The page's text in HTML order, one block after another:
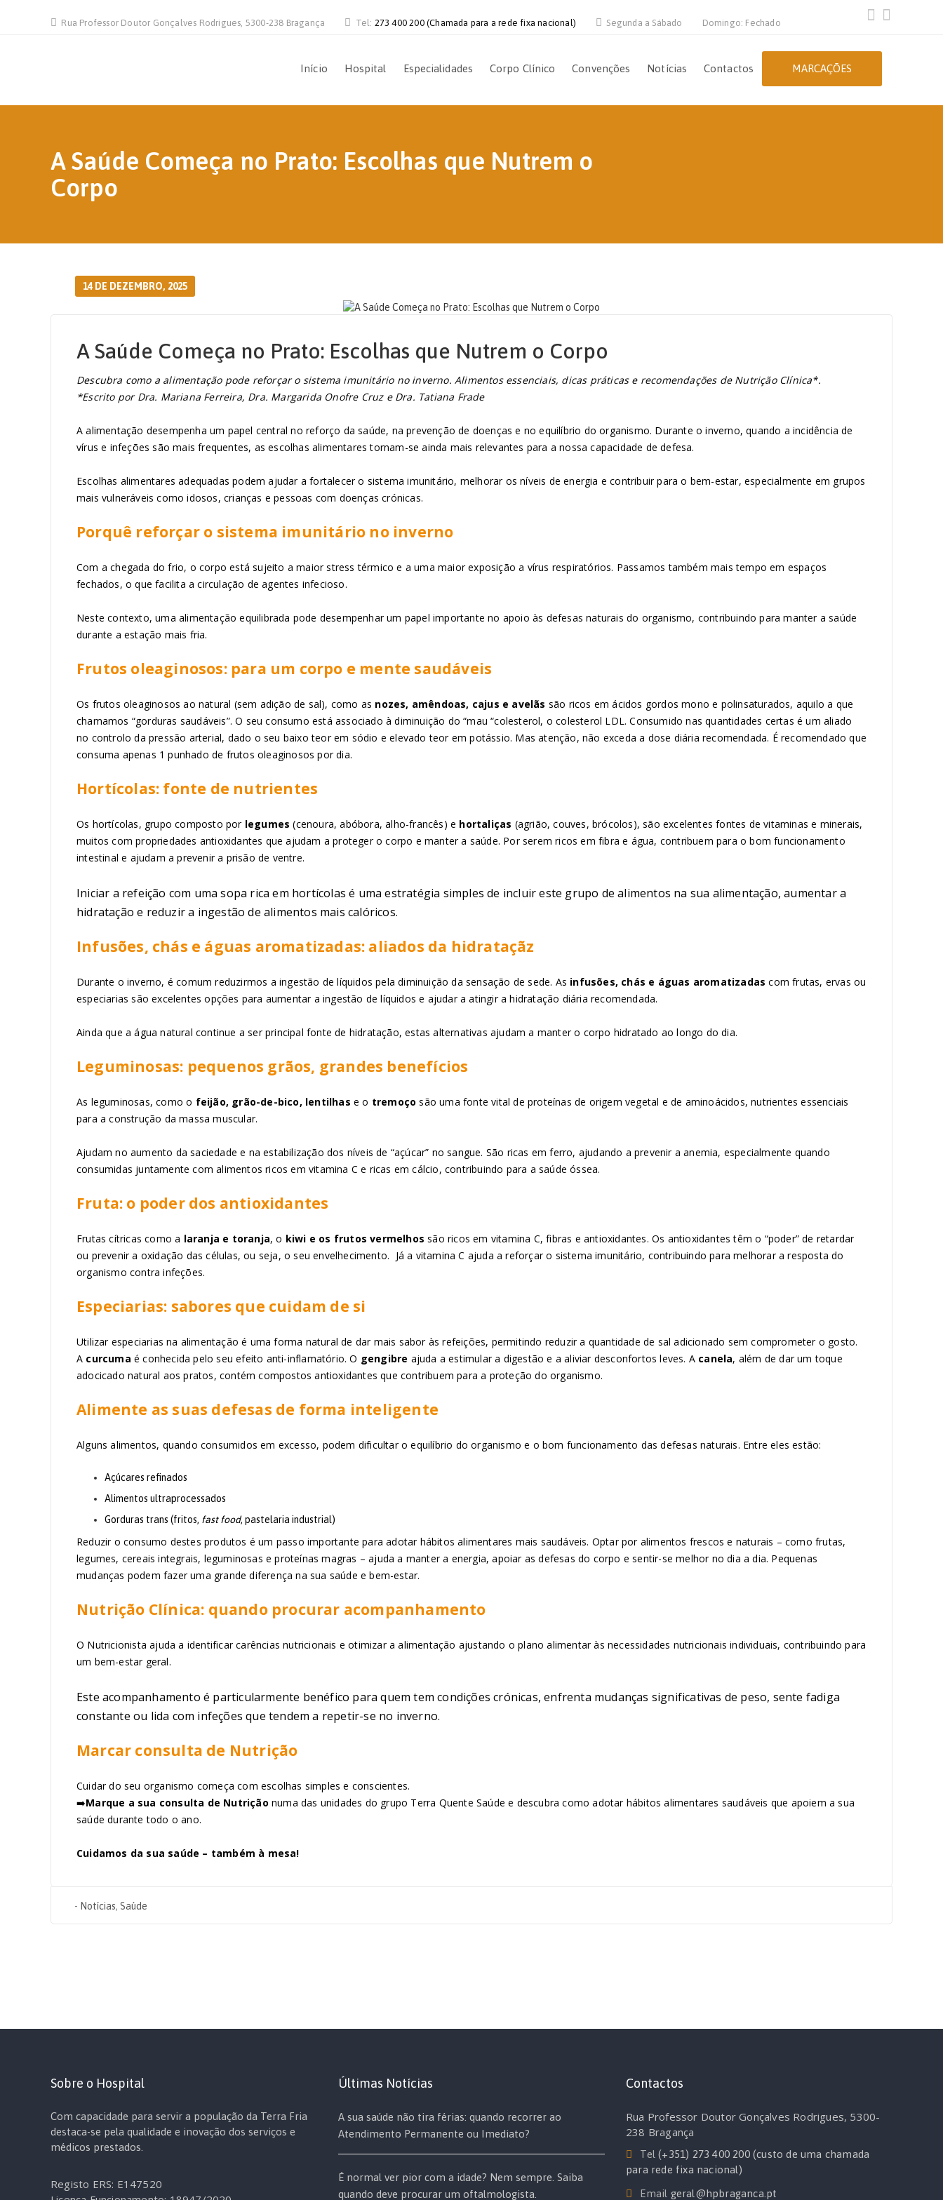
Rua Professor Doutor Gonçalves Rodrigues, 5300-238 Bragança Tel: 273 400 200 (Chamada para a rede fixa nacional) Segunda a Sábado Domingo: Fechado
Início Hospital Especialidades Corpo Clínico Convenções Notícias Contactos MARCAÇÕES
A Saúde Começa no Prato: Escolhas que Nutrem o
Corpo
14 DE DEZEMBRO, 2025
A Saúde Começa no Prato: Escolhas que Nutrem o Corpo
Descubra como a alimentação pode reforçar o sistema imunitário no inverno. Alimentos essenciais, dicas práticas e recomendações de Nutrição Clínica*.
*Escrito por Dra. Mariana Ferreira, Dra. Margarida Onofre Cruz e Dra. Tatiana Frade
A alimentação desempenha um papel central no reforço da saúde, na prevenção de doenças e no equilíbrio do organismo. Durante o inverno, quando a incidência de
vírus e infeções são mais frequentes, as escolhas alimentares tornam-se ainda mais relevantes para a nossa capacidade de defesa.
Escolhas alimentares adequadas podem ajudar a fortalecer o sistema imunitário, melhorar os níveis de energia e contribuir para o bem-estar, especialmente em grupos
mais vulneráveis como idosos, crianças e pessoas com doenças crónicas.
Porquê reforçar o sistema imunitário no inverno
Com a chegada do frio, o corpo está sujeito a maior stress térmico e a uma maior exposição a vírus respiratórios. Passamos também mais tempo em espaços
fechados, o que facilita a circulação de agentes infecioso.
Neste contexto, uma alimentação equilibrada pode desempenhar um papel importante no apoio às defesas naturais do organismo, contribuindo para manter a saúde
durante a estação mais fria.
Frutos oleaginosos: para um corpo e mente saudáveis
Os frutos oleaginosos ao natural (sem adição de sal), como as nozes, amêndoas, cajus e avelãs são ricos em ácidos gordos mono e polinsaturados, aquilo a que
chamamos “gorduras saudáveis”. O seu consumo está associado à diminuição do “mau “colesterol, o colesterol LDL. Consumido nas quantidades certas é um aliado
no controlo da pressão arterial, dado o seu baixo teor em sódio e elevado teor em potássio. Mas atenção, não exceda a dose diária recomendada. É recomendado que
consuma apenas 1 punhado de frutos oleaginosos por dia.
Hortícolas: fonte de nutrientes
Os hortícolas, grupo composto por legumes (cenoura, abóbora, alho-francês) e hortaliças (agrião, couves, brócolos), são excelentes fontes de vitaminas e minerais,
muitos com propriedades antioxidantes que ajudam a proteger o corpo e manter a saúde. Por serem ricos em fibra e água, contribuem para o bom funcionamento
intestinal e ajudam a prevenir a prisão de ventre.
Iniciar a refeição com uma sopa rica em hortícolas é uma estratégia simples de incluir este grupo de alimentos na sua alimentação, aumentar a
hidratação e reduzir a ingestão de alimentos mais calóricos.
Infusões, chás e águas aromatizadas: aliados da hidrataçãz
Durante o inverno, é comum reduzirmos a ingestão de líquidos pela diminuição da sensação de sede. As infusões, chás e águas aromatizadas com frutas, ervas ou
especiarias são excelentes opções para aumentar a ingestão de líquidos e ajudar a atingir a hidratação diária recomendada.
Ainda que a água natural continue a ser principal fonte de hidratação, estas alternativas ajudam a manter o corpo hidratado ao longo do dia.
Leguminosas: pequenos grãos, grandes benefícios
As leguminosas, como o feijão, grão-de-bico, lentilhase o tremoço são uma fonte vital de proteínas de origem vegetal e de aminoácidos, nutrientes essenciais
para a construção da massa muscular.
Ajudam no aumento da saciedade e na estabilização dos níveis de “açúcar” no sangue. São ricas em ferro, ajudando a prevenir a anemia, especialmente quando
consumidas juntamente com alimentos ricos em vitamina C e ricas em cálcio, contribuindo para a saúde óssea.
Fruta: o poder dos antioxidantes
Frutas cítricas como a laranja e toranja, o kiwi e os frutos vermelhossão ricos em vitamina C, fibras e antioxidantes. Os antioxidantes têm o “poder” de retardar
ou prevenir a oxidação das células, ou seja, o seu envelhecimento. Já a vitamina C ajuda a reforçar o sistema imunitário, contribuindo para melhorar a resposta do
organismo contra infeções.
Especiarias: sabores que cuidam de si
Utilizar especiarias na alimentação é uma forma natural de dar mais sabor às refeições, permitindo reduzir a quantidade de sal adicionado sem comprometer o gosto.
A curcuma é conhecida pelo seu efeito anti-inflamatório. O gengibre ajuda a estimular a digestão e a aliviar desconfortos leves. A canela, além de dar um toque
adocicado natural aos pratos, contém compostos antioxidantes que contribuem para a proteção do organismo.
Alimente as suas defesas de forma inteligente
Alguns alimentos, quando consumidos em excesso, podem dificultar o equilíbrio do organismo e o bom funcionamento das defesas naturais. Entre eles estão:
Açúcares refinados
Alimentos ultraprocessados
Gorduras trans (fritos, fast food, pastelaria industrial)
Reduzir o consumo destes produtos é um passo importante para adotar hábitos alimentares mais saudáveis. Optar por alimentos frescos e naturais – como frutas,
legumes, cereais integrais, leguminosas e proteínas magras – ajuda a manter a energia, apoiar as defesas do corpo e sentir-se melhor no dia a dia. Pequenas
mudanças podem fazer uma grande diferença na sua saúde e bem-estar.
Nutrição Clínica: quando procurar acompanhamento
O Nutricionista ajuda a identificar carências nutricionais e otimizar a alimentação ajustando o plano alimentar às necessidades nutricionais individuais, contribuindo para
um bem-estar geral.
Este acompanhamento é particularmente benéfico para quem tem condições crónicas, enfrenta mudanças significativas de peso, sente fadiga
constante ou lida com infeções que tendem a repetir-se no inverno.
Marcar consulta de Nutrição
Cuidar do seu organismo começa com escolhas simples e conscientes.
➡️Marque a sua consulta de Nutrição numa das unidades do grupo Terra Quente Saúde e descubra como adotar hábitos alimentares saudáveis que apoiem a sua
saúde durante todo o ano.
Cuidamos da sua saúde – também à mesa!
- Notícias, Saúde
Sobre o Hospital
Com capacidade para servir a população da Terra Fria
destaca-se pela qualidade e inovação dos serviços e
médicos prestados.
Registo ERS: E147520
Últimas Notícias
A sua saúde não tira férias: quando recorrer ao
Atendimento Permanente ou Imediato?
É normal ver pior com a idade? Nem sempre. Saiba
quando deve procurar um oftalmologista.
Contactos
Rua Professor Doutor Gonçalves Rodrigues, 5300-
238 Bragança
Tel(+351) 273 400 200 (custo de uma chamada
para rede fixa nacional)
Email geral@hpbraganca.pt